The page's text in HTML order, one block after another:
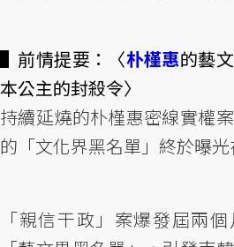
▌前情提要：〈朴槿惠的藝
本公主的封殺令〉
持續延燒的朴槿惠密線實權
的「文化界黑名單」終於曝
「親信干政」案爆發屆兩